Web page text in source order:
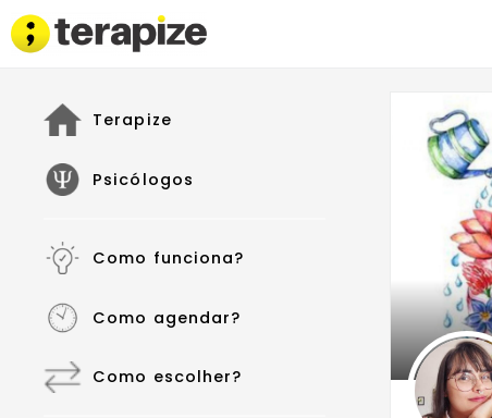
Terapize
Psicólogos
Como funciona?
Como agendar?
Como escolher?